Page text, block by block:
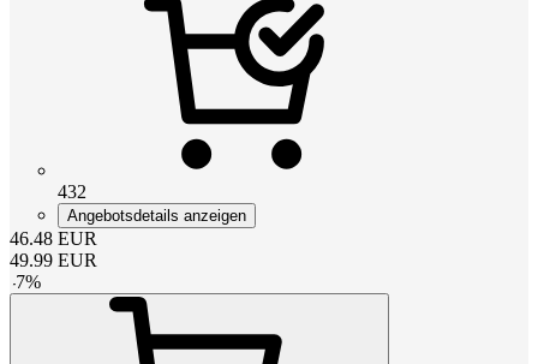
432
Angebotsdetails anzeigen
46.48 EUR
49.99 EUR
-7%